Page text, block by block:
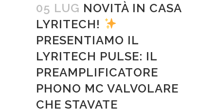
05 LUG NOVITÀ IN CASA
LYRITECH!
PRESENTIAMO IL
LYRITECH PULSE: IL
PREAMPLIFICATORE
PHONO MC VALVOLARE
CHE STAVATE